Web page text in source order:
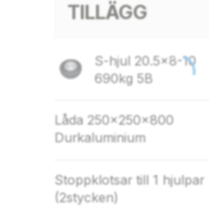
TILLÄGG
S-hjul 20.5×8-10
690kg 5B
Låda 250x250x800
Durkaluminium
Stoppklotsar till 1 hjulpar
(2stycken)